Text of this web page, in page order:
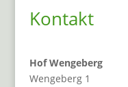
Kontakt
Hof Wengeberg
Wengeberg 1